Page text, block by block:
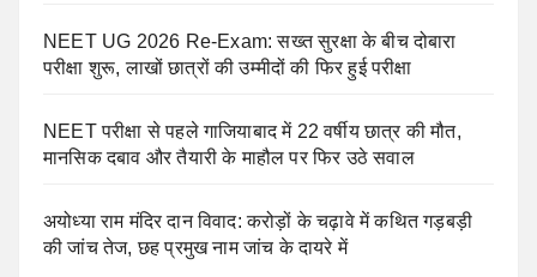
NEET UG 2026 Re-Exam: सख्त सुरक्षा के बीच दोबारा
परीक्षा शुरू, लाखों छात्रों की उम्मीदों की फिर हुई परीक्षा
NEET परीक्षा से पहले गाजियाबाद में 22 वर्षीय छात्र की मौत,
मानसिक दबाव और तैयारी के माहौल पर फिर उठे सवाल
अयोध्या राम मंदिर दान विवाद: करोड़ों के चढ़ावे में कथित गड़बड़ी
की जांच तेज, छह प्रमुख नाम जांच के दायरे में